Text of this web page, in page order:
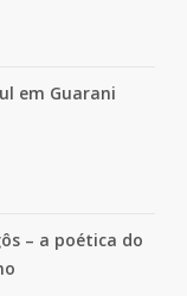
em Guarani
– a poética do